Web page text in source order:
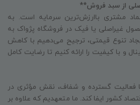
از سبد فروش**
مشتری باارزش‌ترین سرمایه است. به
غیراصلی یا فیک در فروشگاه پژواک به
تنوع قیمتی، ترجیح می‌دهیم با کاهش
و با کیفیت را ارائه کنیم تا رضایت کامل
فعالیت گسترده و شفاف، نقش مؤثری در
کشور ایفا کند. ما متعهدیم که علاوه بر